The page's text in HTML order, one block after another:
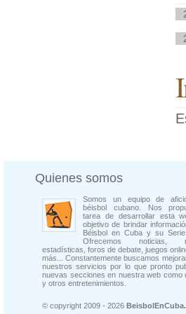
Quienes somos
Somos un equipo de
béisbol cubano. Nos
tarea de desarrollar esta
objetivo de brindar
Béisbol en Cuba y su Serie
Ofrecemos noticias,
estadísticas, foros de debate, juegos
más... Constantemente buscamos
nuestros servicios por lo que pronto
nuevas secciones en nuestra web como
y otros entretenimientos.
© copyright 2009 - 2026